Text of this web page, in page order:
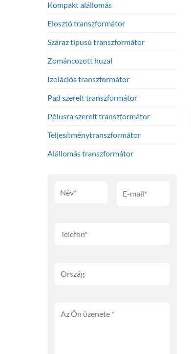
Kompakt alállomás
Elosztó transzformátor
Száraz típusú transzformátor
Zománcozott huzal
Izolációs transzformátor
Pad szerelt transzformátor
Pólusra szerelt transzformátor
Teljesítménytranszformátor
Alállomás transzformátor